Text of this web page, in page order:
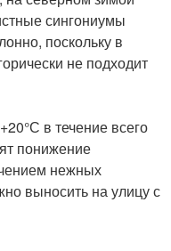
сингониумы
поскольку в
не подходит
в течение всего
понижение
нежных
выносить на улицу с